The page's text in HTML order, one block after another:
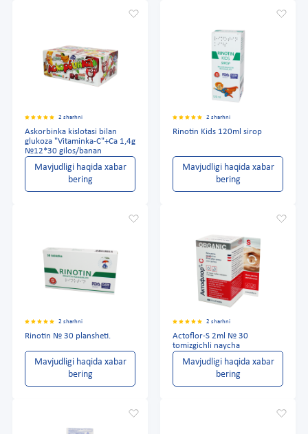
2 sharhni
Askorbinka kislotasi bilan
glukoza "Vitaminka-C"+Ca 1,4g
№12*30 gilos/banan
Mavjudligi haqida xabar
bering
2 sharhni
Rinotin Kids 120ml sirop
Mavjudligi haqida xabar
bering
2 sharhni
Rinotin № 30 plansheti.
Mavjudligi haqida xabar
bering
2 sharhni
Actoflor-S 2ml № 30
tomizgichli naycha
Mavjudligi haqida xabar
bering